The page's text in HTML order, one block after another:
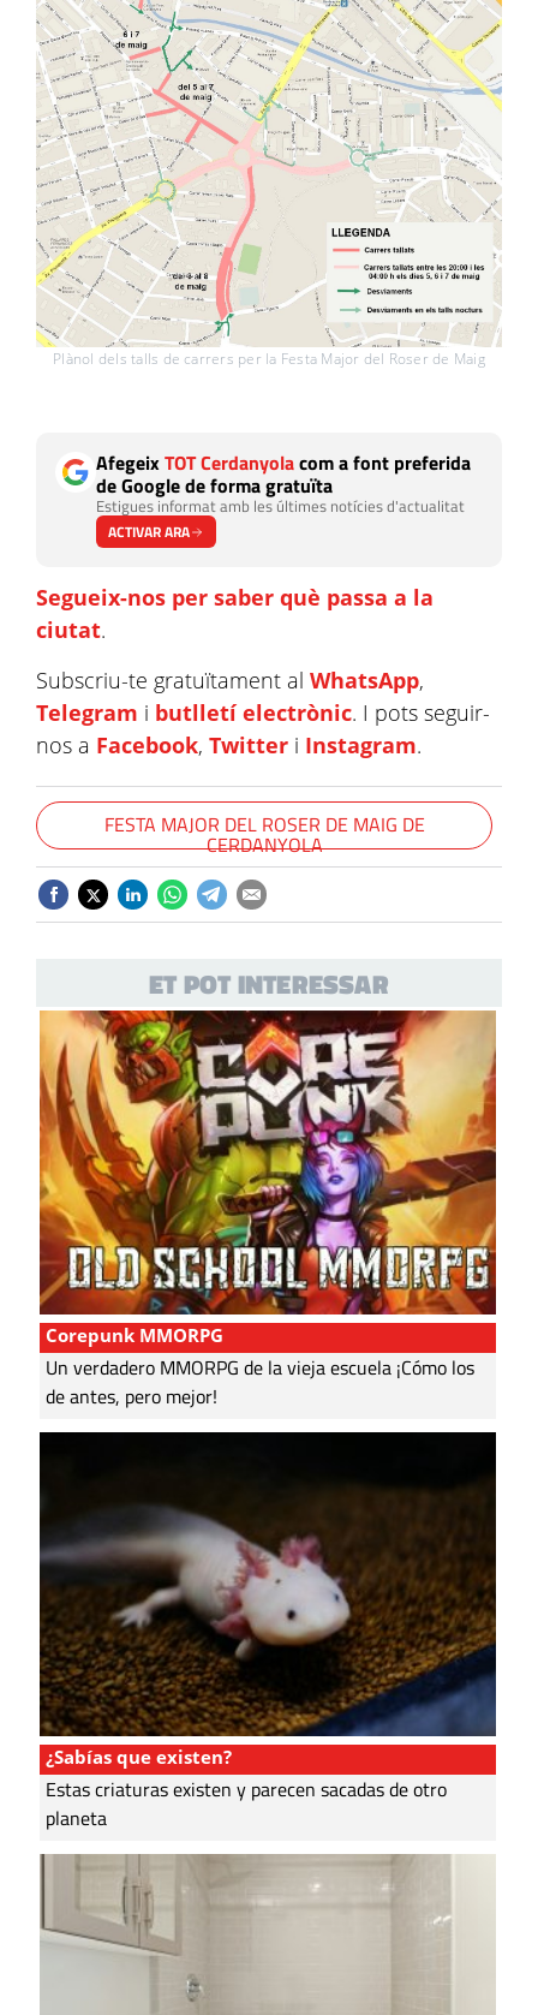
Plànol dels talls de carrers per la Festa Major del Roser de Maig
AfegeixTOT Cerdanyolacom a font preferida
de Google de forma gratuïta
Estigues informat amb les últimes notícies d'actualitat
ACTIVAR ARA
Segueix-nos per saber què passa a la
ciutat.
Subscriu-te gratuïtament al WhatsApp,
Telegram i butlletí electrònic. I pots seguir-
nos a Facebook, Twitter i Instagram.
FESTA MAJOR DEL ROSER DE MAIG DE
CERDANYOLA
ET POT INTERESSAR
Corepunk MMORPG
Un verdadero MMORPG de la vieja escuela ¡Cómo los
de antes, pero mejor!
¿Sabías que existen?
Estas criaturas existen y parecen sacadas de otro
planeta